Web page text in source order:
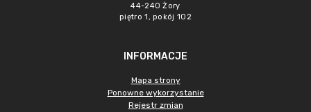
44-240 Żory
piętro 1, pokój 102
INFORMACJE
Mapa strony
Ponowne wykorzystanie
Rejestr zmian